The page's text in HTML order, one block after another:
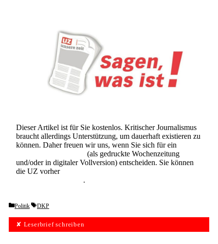
Dieser Artikel ist für Sie kostenlos. Kritischer Journalismus
braucht allerdings Unterstützung, um dauerhaft existieren zu
können. Daher freuen wir uns, wenn Sie sich für ein
(als gedruckte Wochenzeitung
und/oder in digitaler Vollversion) entscheiden. Sie können
die UZ vorher
.
Categories
Politik Tags
DKP
✘ Leserbrief schreiben